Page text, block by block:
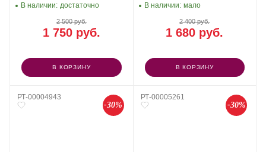
1 750 руб.
2 500 руб.
В наличии: достаточно
В КОРЗИНУ
1 680 руб.
2 400 руб.
В наличии: мало
В КОРЗИНУ
РТ-00004943
-30%
РТ-00005261
-30%